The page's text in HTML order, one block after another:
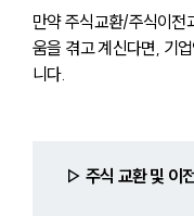
만약 주식교환/주식이전
움을 겪고 계신다면, 기
니다.
▷ 주식 교환 및 이